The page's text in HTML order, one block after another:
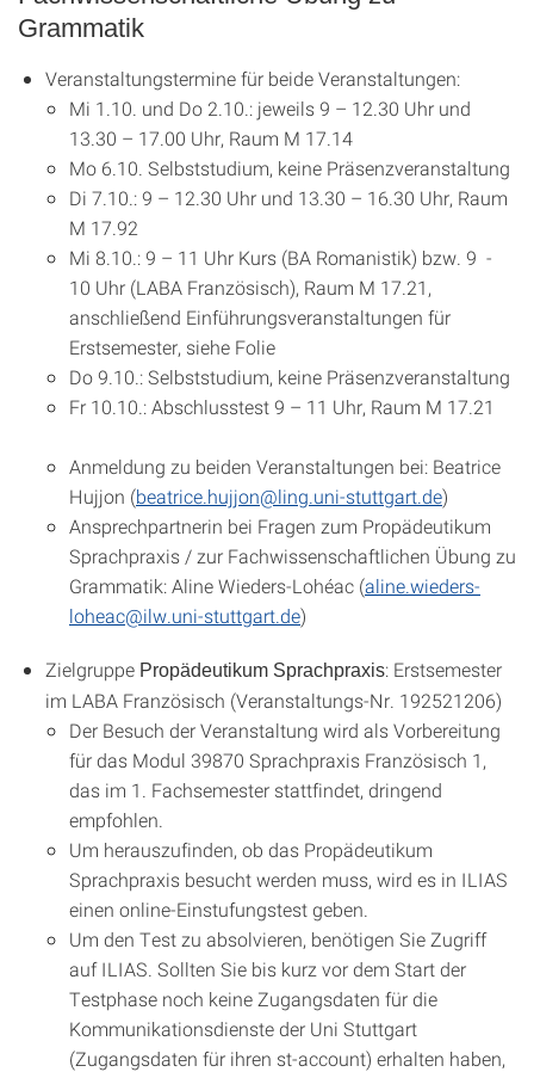
Grammatik
Veranstaltungstermine für beide Veranstaltungen:
Mi 1.10. und Do 2.10.: jeweils 9 – 12.30 Uhr und
13.30 – 17.00 Uhr, Raum M 17.14
Mo 6.10. Selbststudium, keine Präsenzveranstaltung
Di 7.10.: 9 – 12.30 Uhr und 13.30 – 16.30 Uhr, Raum
M 17.92
Mi 8.10.: 9 – 11 Uhr Kurs (BA Romanistik) bzw. 9 -
10 Uhr (LABA Französisch), Raum M 17.21,
anschließend Einführungsveranstaltungen für
Erstsemester, siehe Folie
Do 9.10.: Selbststudium, keine Präsenzveranstaltung
Fr 10.10.: Abschlusstest 9 – 11 Uhr, Raum M 17.21
Anmeldung zu beiden Veranstaltungen bei: Beatrice
Hujjon (beatrice.hujjon@ling.uni-stuttgart.de)
Ansprechpartnerin bei Fragen zum Propädeutikum
Sprachpraxis / zur Fachwissenschaftlichen Übung zu
Grammatik: Aline Wieders-Lohéac (aline.wieders-
loheac@ilw.uni-stuttgart.de)
Zielgruppe Propädeutikum Sprachpraxis: Erstsemester
im LABA Französisch (Veranstaltungs-Nr. 192521206)
Der Besuch der Veranstaltung wird als Vorbereitung
für das Modul 39870 Sprachpraxis Französisch 1,
das im 1. Fachsemester stattfindet, dringend
empfohlen.
Um herauszufinden, ob das Propädeutikum
Sprachpraxis besucht werden muss, wird es in ILIAS
einen online-Einstufungstest geben.
Um den Test zu absolvieren, benötigen Sie Zugriff
auf ILIAS. Sollten Sie bis kurz vor dem Start der
Testphase noch keine Zugangsdaten für die
Kommunikationsdienste der Uni Stuttgart
(Zugangsdaten für ihren st-account) erhalten haben,